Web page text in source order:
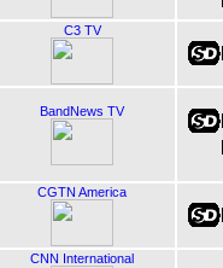
C3 TV
BandNews TV
CGTN America
CNN International